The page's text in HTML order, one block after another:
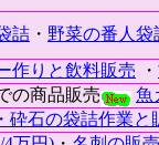
詰 ・ 野菜の番人袋
作りと飲料販売 ・
の商品販売
魚
砕石の袋詰作業と